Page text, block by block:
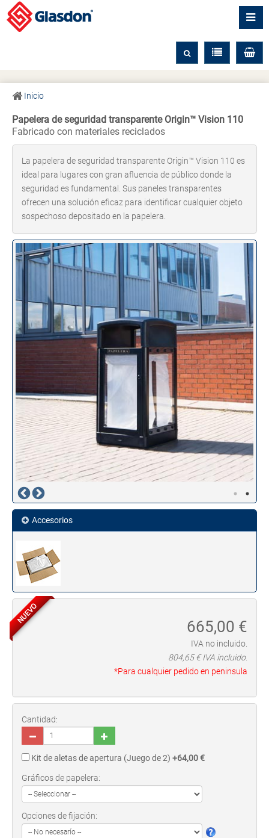
Inicio
Papelera de seguridad transparente Origin™ Vision 110
Fabricado con materiales reciclados
La papelera de seguridad transparente Origin™ Vision 110 es
ideal para lugares con gran afluencia de público donde la
seguridad es fundamental. Sus paneles transparentes
ofrecen una solución eficaz para identificar cualquier objeto
sospechoso depositado en la papelera.
Accesorios
NUEVO
665,00 €
IVA no incluido.
804,65€ IVA incluido.
*Para cualquier pedido en peninsula
Cantidad:
Kit de aletas de apertura (Juego de 2) +64,00 €
Gráficos de papelera:
Opciones de fijación: